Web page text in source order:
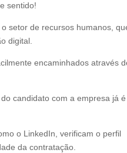
sentido!
setor de recursos humanos,
digital.
encaminhados através
candidato com a empresa já é
o LinkedIn, verificam o perfil
da contratação.